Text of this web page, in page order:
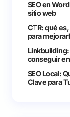
SEO en
sitio web
CTR: qué
para
Linkbuilding:
conseguir
SEO Local:
Clave para